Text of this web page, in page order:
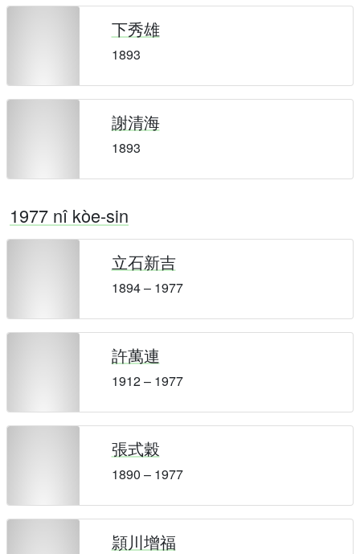
下秀雄
1893
謝清海
1893
1977 nî kòe-sin
立石新吉
1894 – 1977
許萬連
1912 – 1977
張式穀
1890 – 1977
頴川增福